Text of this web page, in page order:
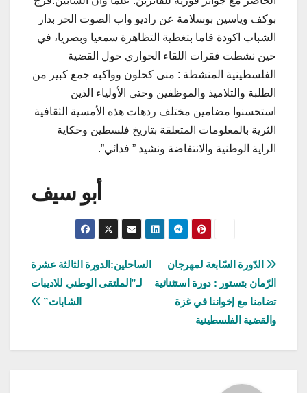
بوكف وياسين بوسلامة عن راديو واب الصوت الحر بدار
الشباب اكودة قاما بتغطية التظاهرة سمعيا وبصريا، في
حين نشطت فقرات اللقاء الحواري حول القضية
الفلسطينية المنشطة : منى كحلون وواكبه جمع كبير من
الطلبة والتلاميذ والموظفين وحتى الأولياء الذين
استحسنوا مضامين مختلف ردهات هذه الأمسية الثقافية
الثرية بالمعلومات المتعلقة بتاريخ فلسطين وحكاية
الراية الوطنية والانتفاضة ونشيد ” فدائي”.
أبو سيف
تصفّح
المقالات
الساحلين:الدورة الثالثة عشرة
لـ”الملتقى الوطني للاديبات
الشابات”
الدّورة السّابعة لمهرجان
الرّمان بتستور : دورة استثنائية
تضامنا مع إخواننا في غزة
والقضية الفلسطينية